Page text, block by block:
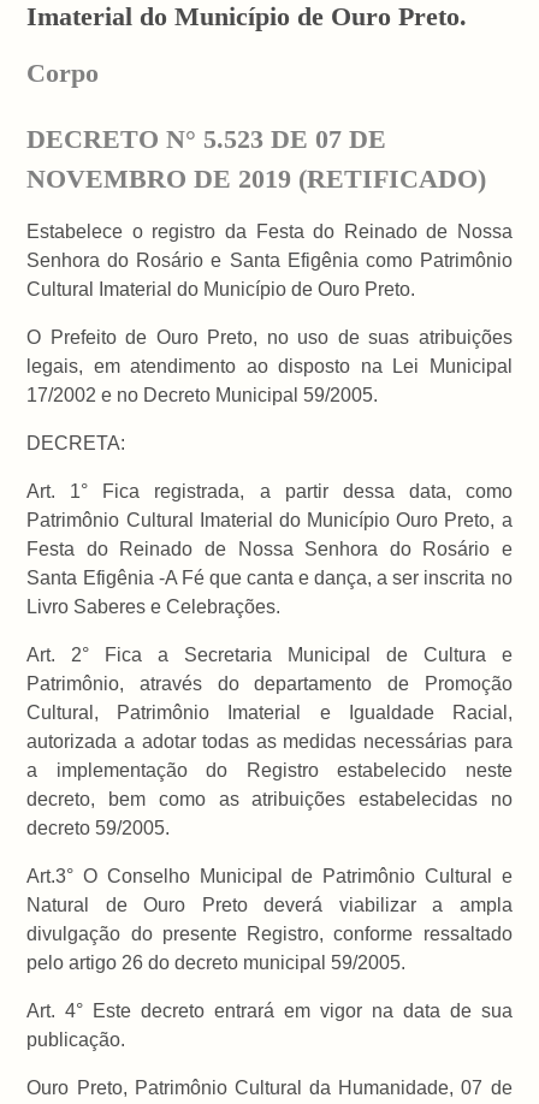
Imaterial do Município de Ouro Preto.
Corpo
DECRETO N° 5.523 DE 07 DE
NOVEMBRO DE 2019 (RETIFICADO)
Estabelece o registro da Festa do Reinado de Nossa
Senhora do Rosário e Santa Efigênia como Patrimônio
Cultural Imaterial do Município de Ouro Preto.
O Prefeito de Ouro Preto, no uso de suas atribuições
legais, em atendimento ao disposto na Lei Municipal
17/2002 e no Decreto Municipal 59/2005.
DECRETA:
Art. 1° Fica registrada, a partir dessa data, como
Patrimônio Cultural Imaterial do Município Ouro Preto, a
Festa do Reinado de Nossa Senhora do Rosário e
Santa Efigênia -A Fé que canta e dança, a ser inscrita no
Livro Saberes e Celebrações.
Art. 2° Fica a Secretaria Municipal de Cultura e
Patrimônio, através do departamento de Promoção
Cultural, Patrimônio Imaterial e Igualdade Racial,
autorizada a adotar todas as medidas necessárias para
a implementação do Registro estabelecido neste
decreto, bem como as atribuições estabelecidas no
decreto 59/2005.
Art.3° O Conselho Municipal de Patrimônio Cultural e
Natural de Ouro Preto deverá viabilizar a ampla
divulgação do presente Registro, conforme ressaltado
pelo artigo 26 do decreto municipal 59/2005.
Art. 4° Este decreto entrará em vigor na data de sua
publicação.
Ouro Preto, Patrimônio Cultural da Humanidade, 07 de